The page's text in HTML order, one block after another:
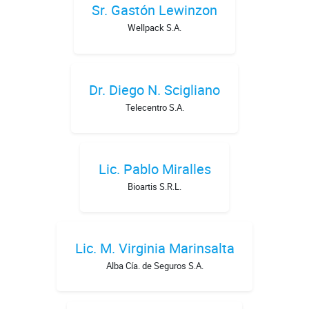
Sr. Gastón Lewinzon
Wellpack S.A.
Dr. Diego N. Scigliano
Telecentro S.A.
Lic. Pablo Miralles
Bioartis S.R.L.
Lic. M. Virginia Marinsalta
Alba Cía. de Seguros S.A.